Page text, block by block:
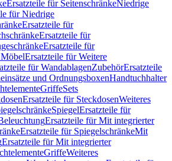
Ersatzteile für SeitenschränkeNiedrige
für Niedrige
Ersatzteile für
Ersatzteile für
Ersatzteile für
Ersatzteile für Weitere
für WandablagenZubehörErsatzteile
und OrdnungsboxenHandtuchhalter
GriffeSets
Ersatzteile für SteckdosenWeiteres
SpiegelErsatzteile für
Ersatzteile für Mit integrierter
Ersatzteile für SpiegelschränkeMit
Ersatzteile für Mit integrierter
GriffeWeiteres